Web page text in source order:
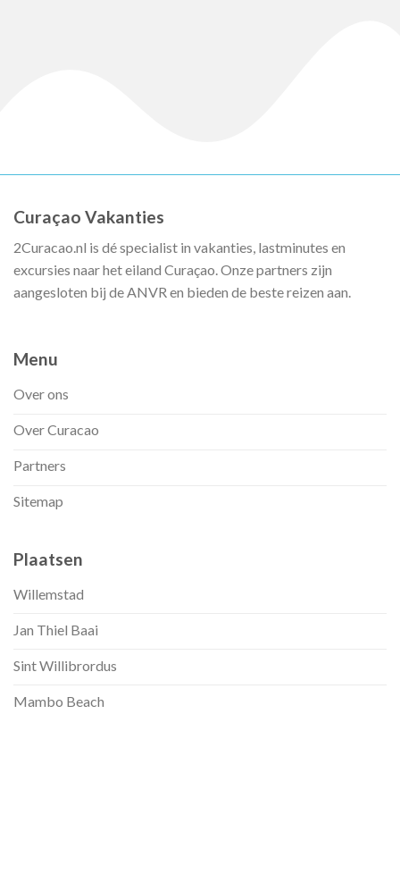
Curaçao Vakanties
2Curacao.nl is dé specialist in vakanties, lastminutes en
excursies naar het eiland Curaçao. Onze partners zijn
aangesloten bij de ANVR en bieden de beste reizen aan.
Menu
Over ons
Over Curacao
Partners
Sitemap
Plaatsen
Willemstad
Jan Thiel Baai
Sint Willibrordus
Mambo Beach